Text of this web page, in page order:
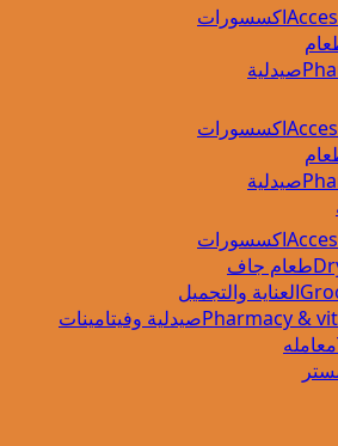
اكسسورات
صيدلية
اكسسورات
صيدلية
اكسسورات
طعام جاف
العناية والتجميل
صيدلية وفيتامينات
معامله